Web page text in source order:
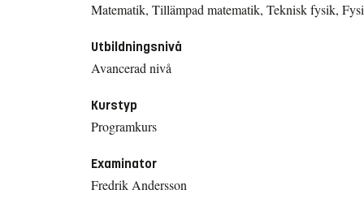
Matematik, Tillämpad matematik, Teknisk fysik,
Utbildningsnivå
Avancerad nivå
Kurstyp
Programkurs
Examinator
Fredrik Andersson